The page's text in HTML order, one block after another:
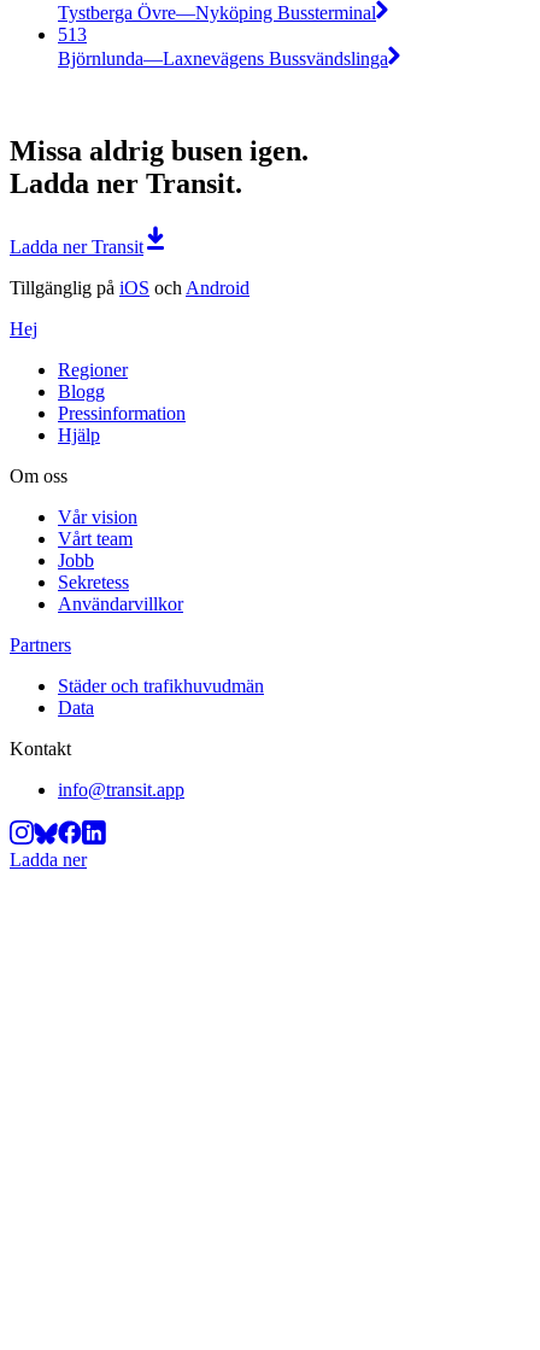
Tystberga Övre—Nyköping Bussterminal
513
Björnlunda—Laxnevägens Bussvändslinga
Missa aldrig busen igen.
Ladda ner Transit.
Ladda ner Transit
Tillgänglig på iOS och Android
Hej
Regioner
Blogg
Pressinformation
Hjälp
Om oss
Vår vision
Vårt team
Jobb
Sekretess
Användarvillkor
Partners
Städer och trafikhuvudmän
Data
Kontakt
info@transit.app
Ladda ner